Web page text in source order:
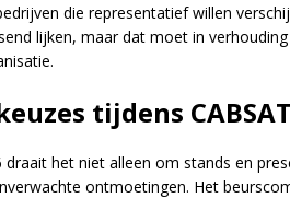
die representatief willen
lijken, maar dat moet in
tijdens
draait het niet alleen om stands en
ontmoetingen. Het